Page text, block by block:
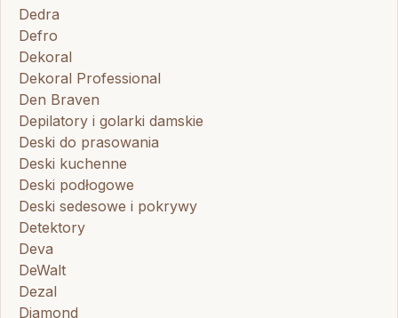
Dedra
Defro
Dekoral
Dekoral Professional
Den Braven
Depilatory i golarki damskie
Deski do prasowania
Deski kuchenne
Deski podłogowe
Deski sedesowe i pokrywy
Detektory
Deva
DeWalt
Dezal
Diamond